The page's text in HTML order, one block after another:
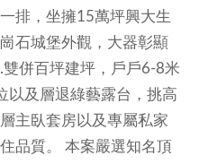
排，坐擁15萬坪興大生
石城堡外觀，大器彰顯
併百坪建坪，戶戶6-8米
以及層退綠藝露台，挑高
主臥套房以及專屬私家
品質。 本案嚴選知名頂